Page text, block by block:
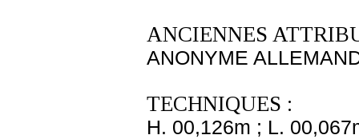
ANCIENNES
ANONYME
TECHNIQUES :
H. 00,126m ; L.